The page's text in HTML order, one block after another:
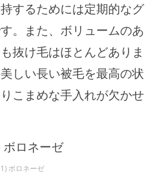
するためには定期的なグ
。また、ボリュームのあ
抜け毛はほとんどありま
しい長い被毛を最高の状
こまめな手入れが欠かせ
1) ボロネーゼ